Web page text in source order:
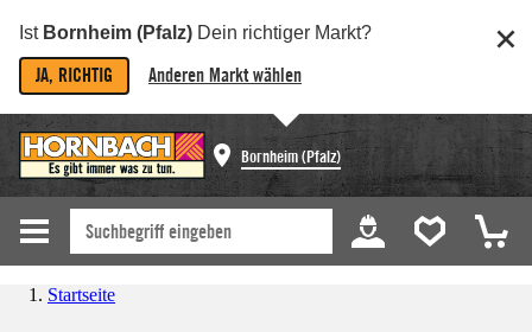
Ist Bornheim (Pfalz) Dein richtiger Markt?
JA, RICHTIG Anderen Markt wählen
Bornheim (Pfalz)
Startseite